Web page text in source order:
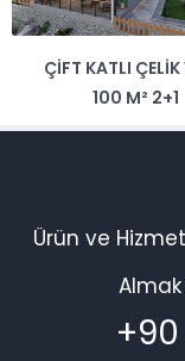
ÇIFT KATLI
100 M² 2+1
Ürün ve